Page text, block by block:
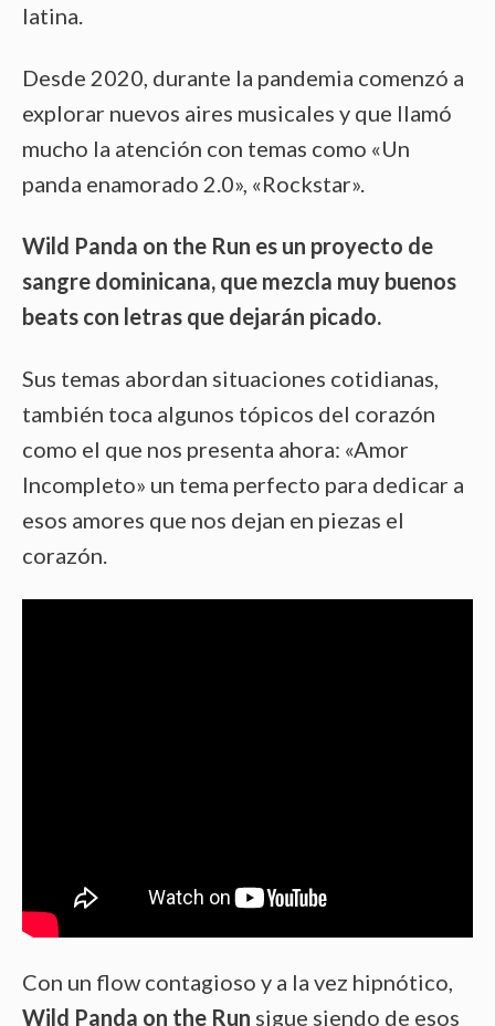
latina.
Desde 2020, durante la pandemia comenzó a
explorar nuevos aires musicales y que llamó
mucho la atención con temas como «Un
panda enamorado 2.0», «Rockstar».
Wild Panda on the Run es un proyecto de
sangre dominicana, que mezcla muy buenos
beats con letras que dejarán picado.
Sus temas abordan situaciones cotidianas,
también toca algunos tópicos del corazón
como el que nos presenta ahora: «Amor
Incompleto» un tema perfecto para dedicar a
esos amores que nos dejan en piezas el
corazón.
Con un flow contagioso y a la vez hipnótico,
Wild Panda on the Run sigue siendo de esos